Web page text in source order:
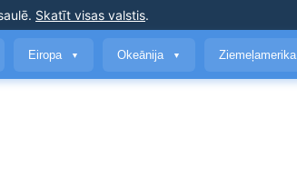
. Skatīt visas valstis.
Eiropa ▼ Okeānija ▼ Ziemeļamerika